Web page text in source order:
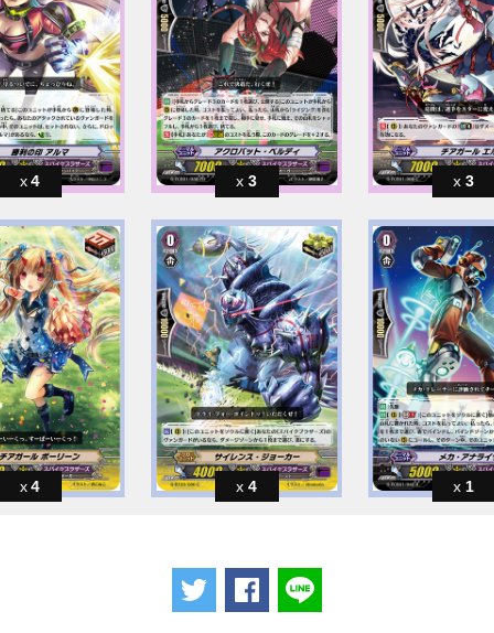
4 3 3
4 4 1
ツイートするFacebookでシェアする